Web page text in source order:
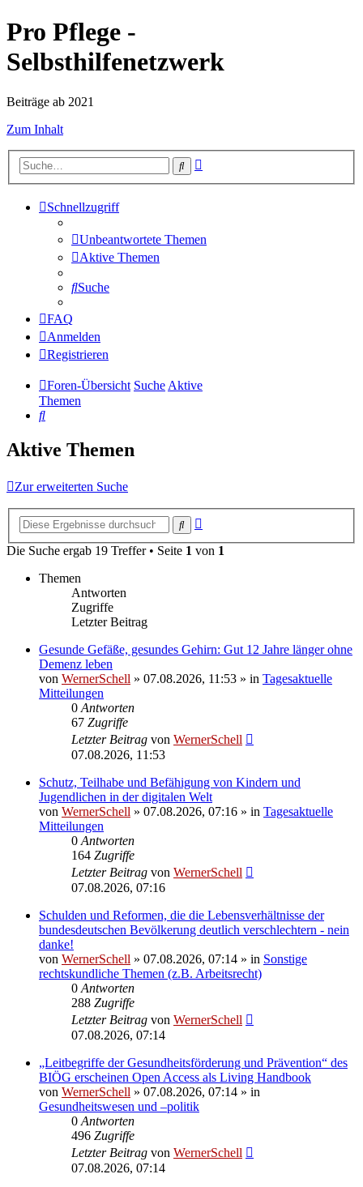
Pro Pflege -
Selbsthilfenetzwerk
Beiträge ab 2021
Zum Inhalt
Suche
Schnellzugriff
Unbeantwortete Themen
Aktive Themen
Suche
FAQ
Anmelden
Registrieren
Foren-Übersicht SucheAktive
Themen
Suche
Aktive Themen
Zur erweiterten Suche
Suche
Die Suche ergab 19 Treffer • Seite 1 von 1
Themen
Antworten
Zugriffe
Letzter Beitrag
Gesunde Gefäße, gesundes Gehirn: Gut 12 Jahre länger ohne
Demenz leben
von WernerSchell » 07.08.2026, 11:53 » in Tagesaktuelle
Mitteilungen
0 Antworten
67 Zugriffe
Letzter Beitrag von WernerSchell
07.08.2026, 11:53
Schutz, Teilhabe und Befähigung von Kindern und
Jugendlichen in der digitalen Welt
von WernerSchell » 07.08.2026, 07:16 » in Tagesaktuelle
Mitteilungen
0 Antworten
164 Zugriffe
Letzter Beitrag von WernerSchell
07.08.2026, 07:16
Schulden und Reformen, die die Lebensverhältnisse der
bundesdeutschen Bevölkerung deutlich verschlechtern - nein
danke!
von WernerSchell » 07.08.2026, 07:14 » in Sonstige
rechtskundliche Themen (z.B. Arbeitsrecht)
0 Antworten
288 Zugriffe
Letzter Beitrag von WernerSchell
07.08.2026, 07:14
„Leitbegriffe der Gesundheitsförderung und Prävention“ des
BIÖG erscheinen Open Access als Living Handbook
von WernerSchell » 07.08.2026, 07:14 » in
Gesundheitswesen und –politik
0 Antworten
496 Zugriffe
Letzter Beitrag von WernerSchell
07.08.2026, 07:14